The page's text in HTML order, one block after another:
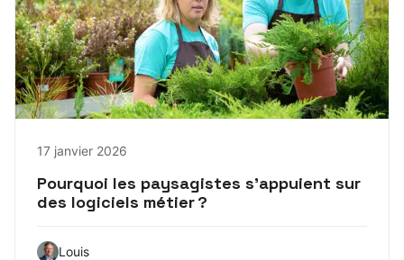
17 janvier 2026
Pourquoi les paysagistes s’appuient sur
des logiciels métier ?
Louis